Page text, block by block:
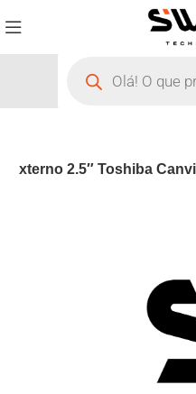
Externo 2.5″ Toshiba